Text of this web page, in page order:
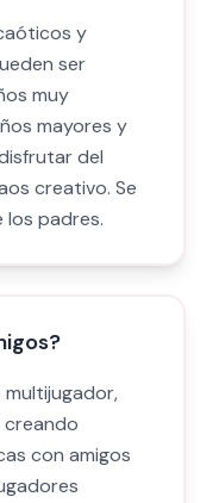
y
ser
muy
mayores y
del
creativo. Se
los padres.
con amigos